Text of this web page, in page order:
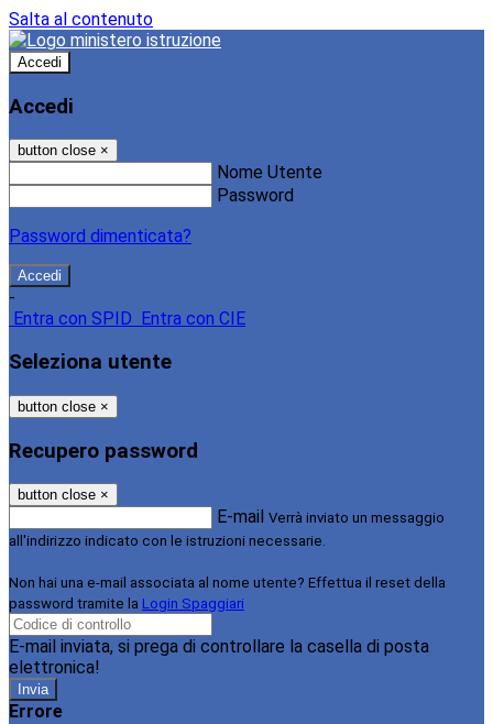
Salta al contenuto
Accedi
Accedi
button close ×
Nome Utente
Password
Password dimenticata?
-
Entra con SPID
Entra con CIE
Seleziona utente
button close ×
Recupero password
button close ×
E-mail Verrà inviato un messaggio
all'indirizzo indicato con le istruzioni necessarie.
Non hai una e-mail associata al nome utente? Effettua il reset della
password tramite la Login Spaggiari
E-mail inviata, si prega di controllare la casella di posta
elettronica!
Errore